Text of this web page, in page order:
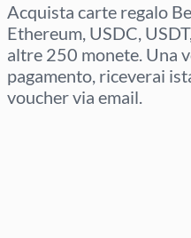
Acquista carte regalo
Ethereum, USDC,
altre 250 monete. Una
pagamento, riceverai
voucher via email.